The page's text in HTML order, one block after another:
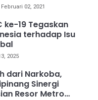
02, 2021
ke-19 Tegaskan
terhadap Isu
2025
dari Narkoba,
Sinergi
Resor Metro